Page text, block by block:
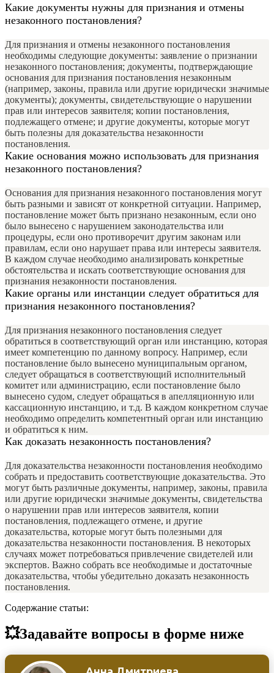
Какие документы нужны для признания и отмены
незаконного постановления?
Для признания и отмены незаконного постановления
необходимы следующие документы: заявление о признании
незаконного постановления; документы, подтверждающие
основания для признания постановления незаконным
(например, законы, правила или другие юридически значимые
документы); документы, свидетельствующие о нарушении
прав или интересов заявителя; копии постановления,
подлежащего отмене; и другие документы, которые могут
быть полезны для доказательства незаконности
постановления.
Какие основания можно использовать для признания
незаконного постановления?
Основания для признания незаконного постановления могут
быть разными и зависят от конкретной ситуации. Например,
постановление может быть признано незаконным, если оно
было вынесено с нарушением законодательства или
процедуры, если оно противоречит другим законам или
правилам, если оно нарушает права или интересы заявителя.
В каждом случае необходимо анализировать конкретные
обстоятельства и искать соответствующие основания для
признания незаконности постановления.
Какие органы или инстанции следует обратиться для
признания незаконного постановления?
Для признания незаконного постановления следует
обратиться в соответствующий орган или инстанцию, которая
имеет компетенцию по данному вопросу. Например, если
постановление было вынесено муниципальным органом,
следует обращаться в соответствующий исполнительный
комитет или администрацию, если постановление было
вынесено судом, следует обращаться в апелляционную или
кассационную инстанцию, и т.д. В каждом конкретном случае
необходимо определить компетентный орган или инстанцию
и обратиться к ним.
Как доказать незаконность постановления?
Для доказательства незаконности постановления необходимо
собрать и предоставить соответствующие доказательства. Это
могут быть различные документы, например, законы, правила
или другие юридически значимые документы, свидетельства
о нарушении прав или интересов заявителя, копии
постановления, подлежащего отмене, и другие
доказательства, которые могут быть полезными для
доказательства незаконности постановления. В некоторых
случаях может потребоваться привлечение свидетелей или
экспертов. Важно собрать все необходимые и достаточные
доказательства, чтобы убедительно доказать незаконность
постановления.
Содержание статьи:
💥Задавайте вопросы в форме ниже